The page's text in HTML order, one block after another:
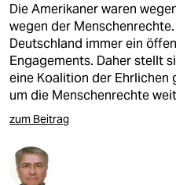
Die Amerikaner waren
wegen der
Deutschland immer ein
Engagements. Daher stellt
eine Koalition der
um die Menschenrechte
zum Beitrag